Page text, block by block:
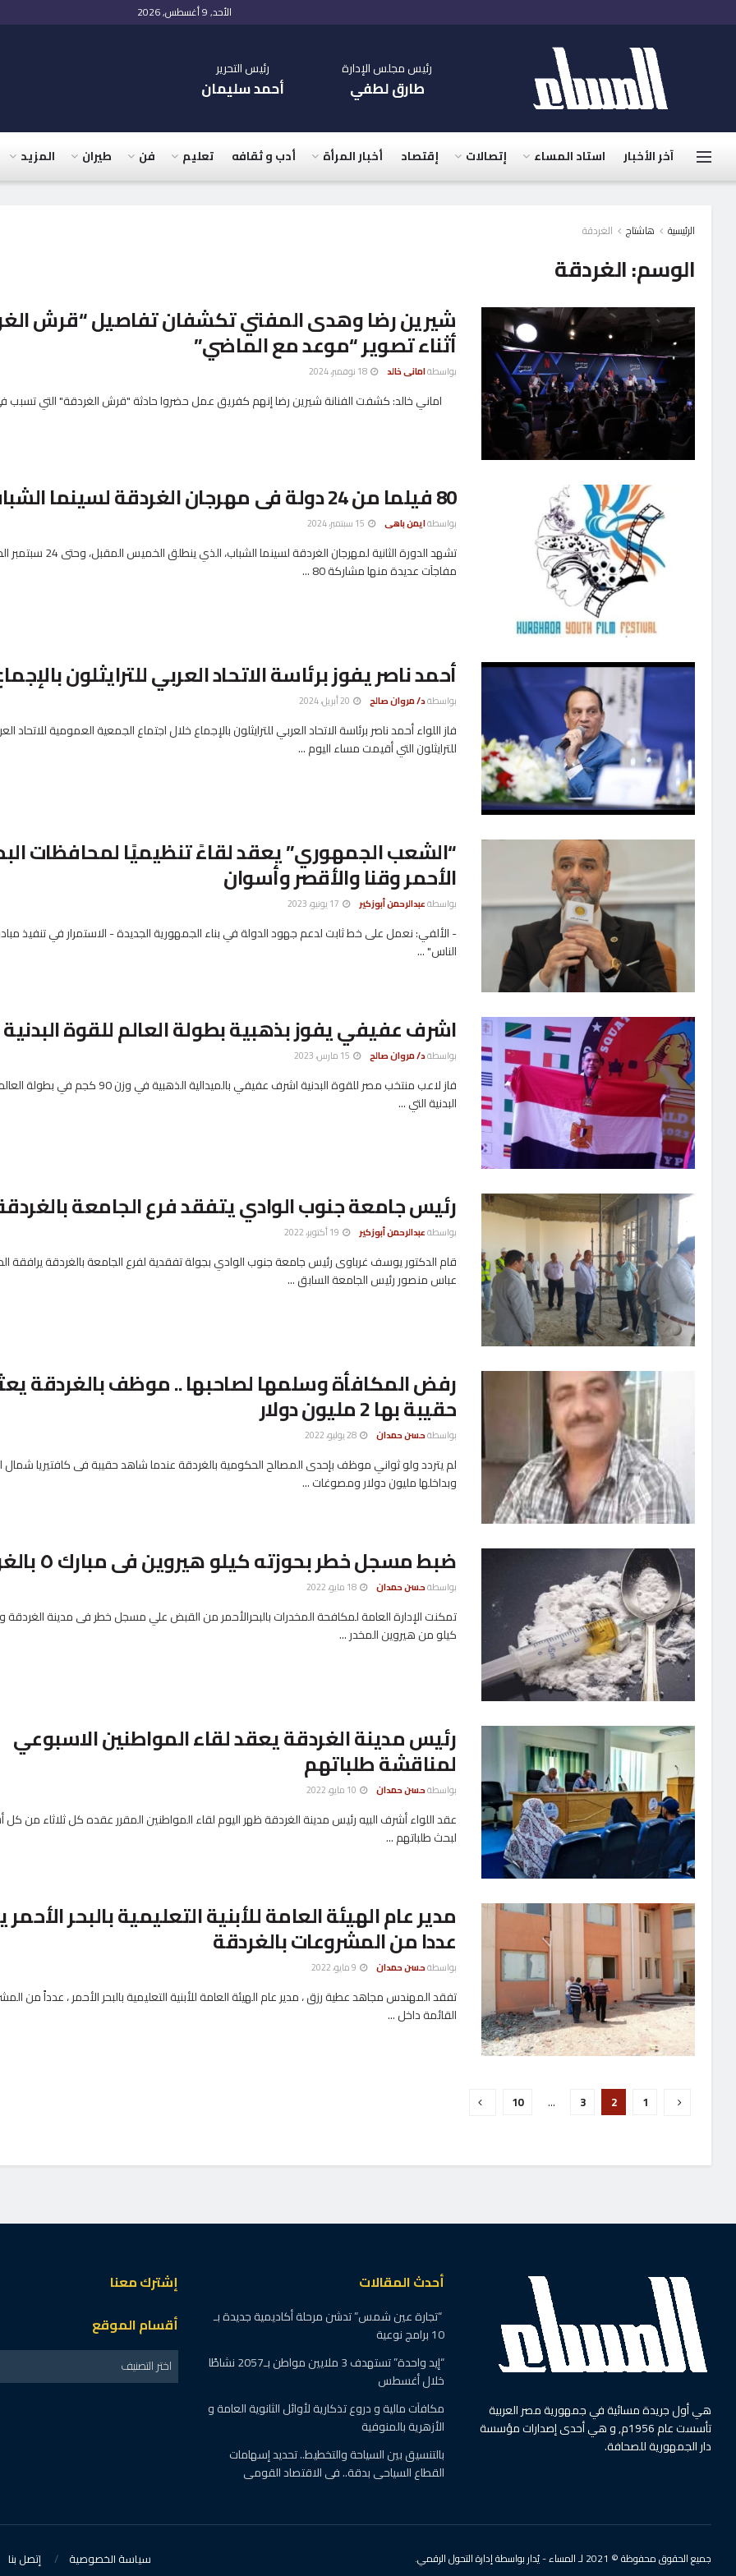
الأحد, 9 أغسطس, 2026
رئيس مجلس الإدارة
طارق لطفي
رئيس التحرير
أحمد سليمان
آخر الأخبار استاد المساء إتصالات إقتصاد أخبار المرأة أدب و ثقافه تعليم فن طيران المزيد
الرئيسية هاشتاج الغردقة
الوسم:الغردقة
شيرين رضا وهدى المفتي تكشفان تفاصيل “قرش
أثناء تصوير “موعد مع الماضي”
بواسطةامانى خالد
اماني خالد: كشفت الفنانة شيرين رضا إنهم كفريق عمل حضروا حادثة "قرش الغردقة" التي
80 فيلما من 24 دولة فى مهرجان الغردقة لسينما الشباب
بواسطةايمن باهى
تشهد الدورة الثانية لمهرجان الغردقة لسينما الشباب، الذي
مفاجآت عديدة منها مشاركة 80 ...
أحمد ناصر يفوز برئاسة الاتحاد العربي للترايثلون
بواسطةد/ مروان صالح
فاز اللواء أحمد ناصر برئاسة الاتحاد العربي للترايثلون بالإجماع خلال اجتماع الجمعية العمومية للاتحاد
للترايثلون التي أقيمت مساء اليوم ...
“الشعب الجمهوري” يعقد لقاءً تنظيميًا لمحافظات
الأحمر وقنا والأقصر وأسوان
بواسطةعبدالرحمن أبوزكير
- الألفي: نعمل على خط ثابت لدعم جهود الدولة في بناء الجمهورية الجديدة - الاستمرار في تنفيذ
الناس" ...
اشرف عفيفي يفوز بذهبية بطولة العالم للقوة البدنية
بواسطةد/ مروان صالح
فاز لاعب منتخب مصر للقوة البدنية اشرف عفيفي بالميدالية الذهبية في
البدنية التي ...
رئيس جامعة جنوب الوادي يتفقد فرع الجامعة
بواسطةعبدالرحمن أبوزكير
قام الدكتور يوسف غرباوى رئيس جامعة جنوب الوادي بجولة تفقدية لفرع الجامعة بالغردقة يرافقة
عباس منصور رئيس الجامعة السابق ...
رفض المكافأة وسلمها لصاحبها .. موظف بالغردقة
حقيبة بها 2 مليون دولار
بواسطةحسن حمدان
لم يتردد ولو ثواني موظف بإحدى المصالح الحكومية بالغردقة عندما شاهد حقيبة فى كافتيريا شمال
وبداخلها مليون دولار ومصوغات ...
ضبط مسجل خطر بحوزته كيلو هيروين فى مبارك ٥ بالغردقة
بواسطةحسن حمدان
كيلو من هيروين المخدر ...
رئيس مدينة الغردقة يعقد لقاء المواطنين الاسبوعي
لمناقشة طلباتهم
بواسطةحسن حمدان
عقد اللواء أشرف البيه رئيس مدينة الغردقة ظهر اليوم لقاء المواطنين المقرر عقده كل ثلاثاء من كل
لبحث طلباتهم ...
مدير عام الهيئة العامة للأبنية التعليمية بالبحر
عددا من المشروعات بالغردقة
بواسطةحسن حمدان
تفقد المهندس مجاهد عطية رزق ، مدير عام الهيئة العامة للأبنية التعليمية بالبحر الأحمر ، عدداً من
القائمة داخل ...
1
2
3
…
10
هي أول جريدة مسائية في جمهورية مصر العربية
تأسست عام 1956م, و هي أحدى إصدارات مؤسسة
دار الجمهورية للصحافة.
أحدث المقالات
“تجارة عين شمس” تدشن مرحلة أكاديمية جديدة بـ
10 برامج نوعية
“إيد واحدة” تستهدف 3 ملايين مواطن بـ2057 نشاطًا
خلال أغسطس
مكافآت مالية و دروع تذكارية لأوائل الثانوية العامة و
الأزهرية بالمنوفية
بالتنسيق بين السياحة والتخطيط.. تحديد إسهامات
القطاع السياحى بدقة.. فى الاقتصاد القومى
إشترك معنا
أقسام الموقع
اختر التصنيف
سياسة الخصوصية إتصل بنا جميع الحقوق محفوظة © 2021 لـ المساء - يُدار بواسطة إدارة التحول الرقمي.